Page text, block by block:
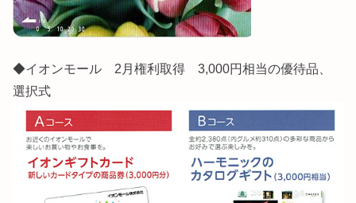
◆イオンモール 2月権利取得 3,000円相当の優待品、
選択式